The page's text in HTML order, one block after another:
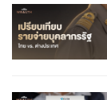
TAGS: Grab